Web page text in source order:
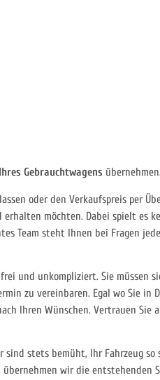
Gebrauchtwagens übernehmen.
oder den Verkaufspreis per
möchten. Dabei spielt es
Team steht Ihnen bei Fragen
und unkompliziert. Sie müssen
zu vereinbaren. Egal wo Sie in
Ihren Wünschen. Vertrauen Sie
sind stets bemüht, Ihr Fahrzeug so
wir die entstehenden